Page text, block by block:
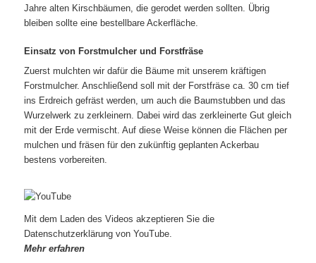
Jahre alten Kirschbäumen, die gerodet werden sollten. Übrig
bleiben sollte eine bestellbare Ackerfläche.
Einsatz von Forstmulcher und Forstfräse
Zuerst mulchten wir dafür die Bäume mit unserem kräftigen
Forstmulcher. Anschließend soll mit der Forstfräse ca. 30 cm tief
ins Erdreich gefräst werden, um auch die Baumstubben und das
Wurzelwerk zu zerkleinern. Dabei wird das zerkleinerte Gut gleich
mit der Erde vermischt. Auf diese Weise können die Flächen per
mulchen und fräsen für den zukünftig geplanten Ackerbau
bestens vorbereiten.
Mit dem Laden des Videos akzeptieren Sie die
Datenschutzerklärung von YouTube.
Mehr erfahren